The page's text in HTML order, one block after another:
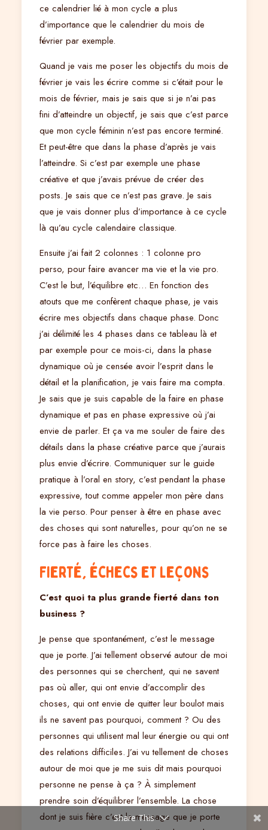
ce calendrier lié à mon cycle a plus
d’importance que le calendrier du mois de
février par exemple.
Quand je vais me poser les objectifs du mois de
février je vais les écrire comme si c’était pour le
mois de février, mais je sais que si je n’ai pas
fini d’atteindre un objectif, je sais que c’est parce
que mon cycle féminin n’est pas encore terminé.
Et peut-être que dans la phase d’après je vais
l’atteindre. Si c’est par exemple une phase
créative et que j’avais prévue de créer des
posts. Je sais que ce n’est pas grave. Je sais
que je vais donner plus d’importance à ce cycle
là qu’au cycle calendaire classique.
Ensuite j’ai fait 2 colonnes : 1 colonne pro
perso, pour faire avancer ma vie et la vie pro.
C’est le but, l’équilibre etc… En fonction des
atouts que me confèrent chaque phase, je vais
écrire mes objectifs dans chaque phase. Donc
j’ai délimité les 4 phases dans ce tableau là et
par exemple pour ce mois-ci, dans la phase
dynamique où je censée avoir l’esprit dans le
détail et la planification, je vais faire ma compta.
Je sais que je suis capable de la faire en phase
dynamique et pas en phase expressive où j’ai
envie de parler. Et ça va me souler de faire des
détails dans la phase créative parce que j’aurais
plus envie d’écrire. Communiquer sur le guide
pratique à l’oral en story, c’est pendant la phase
expressive, tout comme appeler mon père dans
la vie perso. Pour penser à être en phase avec
des choses qui sont naturelles, pour qu’on ne se
force pas à faire les choses.
Fierté, échecs et leçons
C’est quoi ta plus grande fierté dans ton
business ?
Je pense que spontanément, c’est le message
que je porte. J’ai tellement observé autour de moi
des personnes qui se cherchent, qui ne savent
pas où aller, qui ont envie d’accomplir des
choses, qui ont envie de quitter leur boulot mais
ils ne savent pas pourquoi, comment ? Ou des
personnes qui utilisent mal leur énergie ou qui ont
des relations difficiles. J’ai vu tellement de choses
autour de moi que je me suis dit mais pourquoi
personne ne pense à ça ? À simplement
prendre soin d’équilibrer l’ensemble. La chose
dont je suis fière c’est le message que je porte
Share This